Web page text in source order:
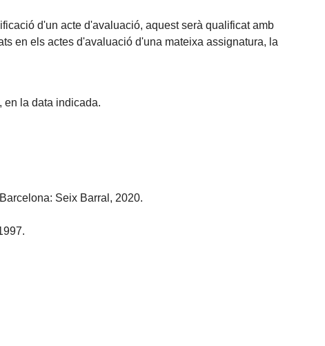
d'un acte d'avaluació, aquest serà qualificat amb
en els actes d'avaluació d'una mateixa assignatura, la
en la data indicada.
Seix Barral, 2020.